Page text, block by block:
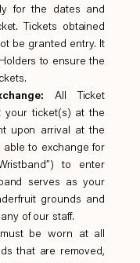
for the dates and
Tickets obtained
be granted entry. It
to ensure the
All Ticket
your ticket(s) at the
upon arrival at the
able to exchange for
to enter
serves as your
grounds and
of our staff.
be worn at all
that are removed,